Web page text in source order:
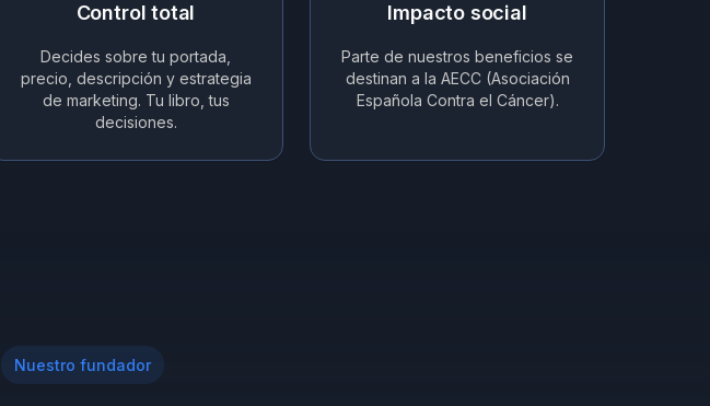
Control total
Decides sobre tu portada,
precio, descripción y estrategia
de marketing. Tu libro, tus
decisiones.
Impacto social
Parte de nuestros beneficios se
destinan a la AECC (Asociación
Española Contra el Cáncer).
Nuestro fundador